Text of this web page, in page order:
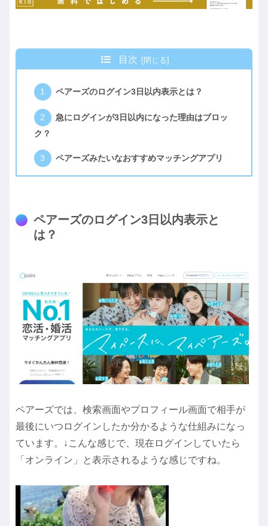
目次
ペアーズのログイン3日以内表示とは？
急にログインが3日以内になった理由はブロッ
ク？
ペアーズみたいなおすすめマッチングアプリ
ペアーズのログイン3日以内表示と
は？
ペアーズでは、検索画面やプロフィール画面で相手が
最後にいつログインしたか分かるような仕組みになっ
ています。↓こんな感じで、現在ログインしていたら
「オンライン」と表示されるような感じですね。